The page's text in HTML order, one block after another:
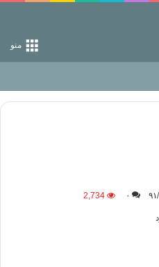
منو
از راه خداست‌!
۰ 2,734